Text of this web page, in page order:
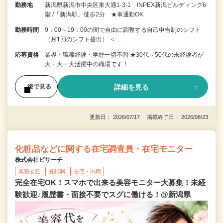
勤務地
新潟県新潟市中央区東大通1-3-1 INPEX新潟ビルディング6
階 /「新潟駅」徒歩2分 ★車通勤OK
勤務時間
9：00～19：00の間で自由に調整する自己申告制のシフト
（月1回のシフト提出） ＜…
応募資格
業界・職種経験・学歴一切不問 ★30代～50代の未経験者が
大・大・大活躍中の職場です！
後で見る 詳細を見る
更新日： 2026/07/17 掲載終了日： 2026/08/23
化粧品などに関する在宅調査員・在宅モニター
株式会社ビサーチ
業務委託 登録制 在宅・内職
完全在宅OK！スマホで出来る美容モニター大募集！未経
験歓迎♪履歴書・面接不要でスグに働ける！@新潟県